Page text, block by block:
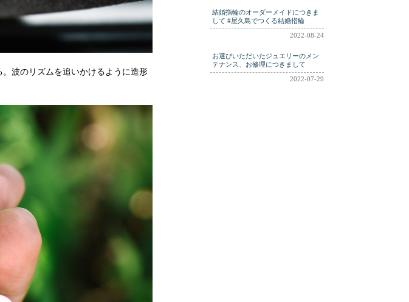
波のリズムを追いかけるように造形
結婚指輪のオーダーメイドにつきま
して #屋久島でつくる結婚指輪
2022-08-24
お選びいただいたジュエリーのメン
テナンス、お修理につきまして
2022-07-29